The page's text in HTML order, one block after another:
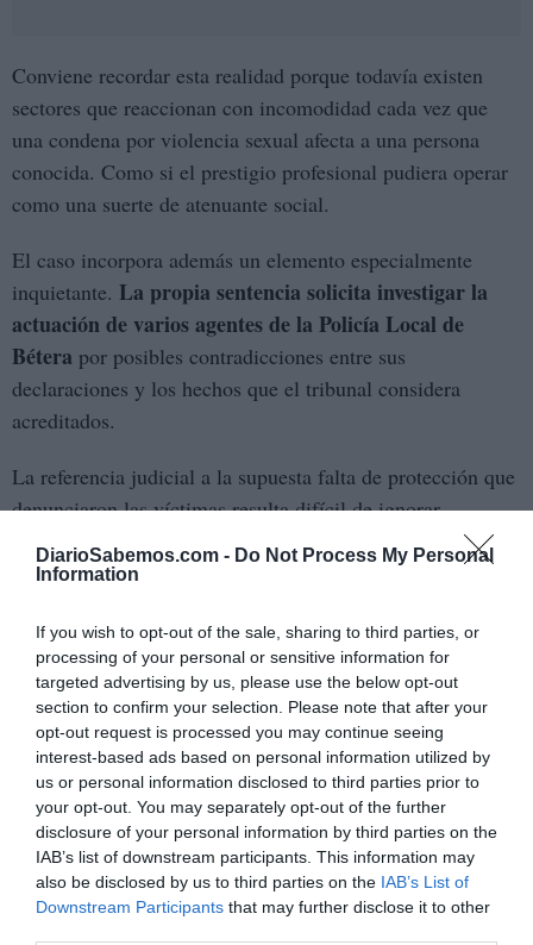
DiarioSabemos.com - Do Not Process My Personal
Information
If you wish to opt-out of the sale, sharing to third parties, or
processing of your personal or sensitive information for
targeted advertising by us, please use the below opt-out
section to confirm your selection. Please note that after your
opt-out request is processed you may continue seeing
interest-based ads based on personal information utilized by
us or personal information disclosed to third parties prior to
your opt-out. You may separately opt-out of the further
disclosure of your personal information by third parties on the
IAB’s list of downstream participants. This information may
also be disclosed by us to third parties on the IAB’s List of
Downstream Participants that may further disclose it to other
Conviene recordar esta realidad porque todavía existen
sectores que reaccionan con incomodidad cada vez que
una condena por violencia sexual afecta a una persona
conocida. Como si el prestigio profesional pudiera operar
como una suerte de atenuante social.
El caso incorpora además un elemento especialmente
inquietante. La propia sentencia solicita investigar la
actuación de varios agentes de la Policía Local de
Bétera por posibles contradicciones entre sus
declaraciones y los hechos que el tribunal considera
acreditados.
La referencia judicial a la supuesta falta de protección que
denunciaron las víctimas resulta difícil de ignorar.
Cuando una mujer decide denunciar una agresión
sexual, el primer contacto institucional puede marcar
en el sistema depende también de la calidad de esa
primera respuesta.
Durante años, miles de mujeres renunciaron a
denunciar por miedo a no ser creídas, por temor a la
exposición pública o por la convicción de que el
procedimiento terminaría volviéndose contra ellas. Cada
avance destinado a corregir esa realidad fortalece la
calidad democrática de una sociedad.